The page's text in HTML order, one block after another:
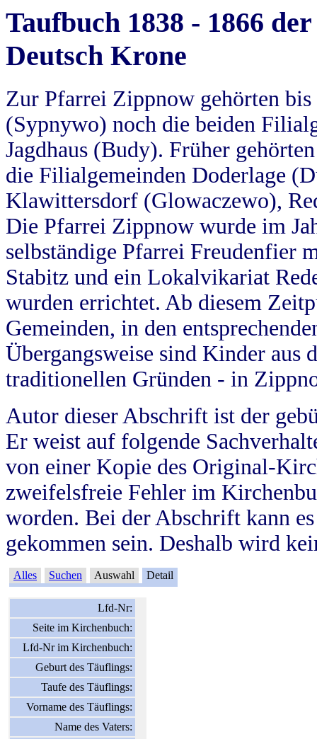
Taufbuch 1838 - 1866
Deutsch Krone
Zur Pfarrei Zippnow gehörten
(Sypnywo) noch die beiden
Jagdhaus (Budy). Früher
die Filialgemeinden Doderlage
Klawittersdorf (Glowaczewo),
Die Pfarrei Zippnow wurde im
selbständige Pfarrei Freudenfier
Stabitz und ein Lokalvikariat
wurden errichtet. Ab diesem
Gemeinden, in den
Übergangsweise sind Kinder aus
traditionellen Gründen - in
Autor dieser Abschrift ist der
Er weist auf folgende
von einer Kopie des Original-
zweifelsfreie Fehler im
worden. Bei der Abschrift kann
gekommen sein. Deshalb wird
Alles Suchen Auswahl Detail
Lfd-Nr:
Seite im Kirchenbuch:
Lfd-Nr im Kirchenbuch:
Geburt des Täuflings:
Taufe des Täuflings:
Vorname des Täuflings:
Name des Vaters: